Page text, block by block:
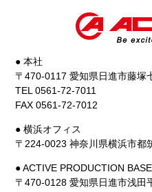
● 本社
〒470-0117 愛知県日進市藤塚
TEL 0561-72-7011
FAX 0561-72-7012
● 横浜オフィス
〒224-0023 神奈川県横浜市都
● ACTIVE PRODUCTION BASE
〒470-0128 愛知県日進市浅田